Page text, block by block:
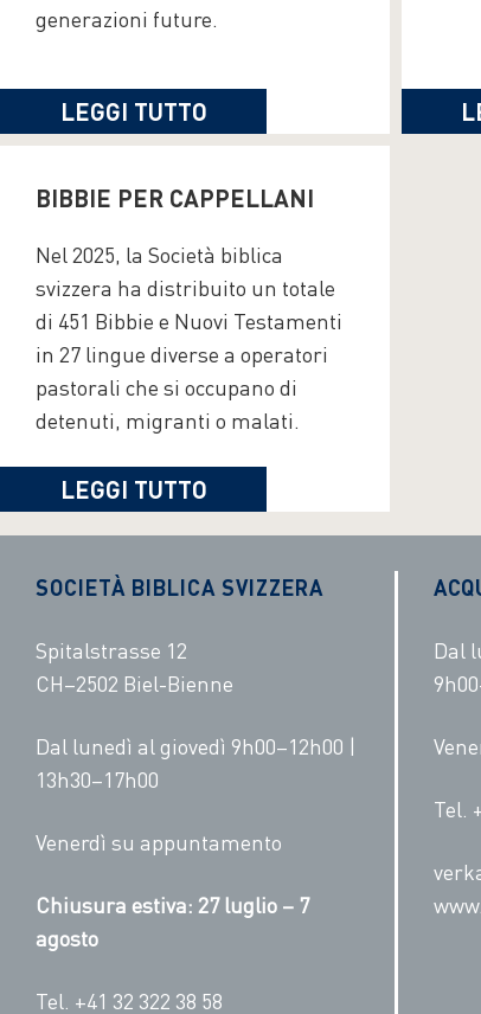
generazioni future.
LEGGI TUTTO
BIBBIE PER CAPPELLANI
Nel 2025, la Società biblica
svizzera ha distribuito un totale
di 451 Bibbie e Nuovi Testamenti
in 27 lingue diverse a operatori
pastorali che si occupano di
detenuti, migranti o malati.
LEGGI TUTTO
SOCIETÀ BIBLICA SVIZZERA
Spitalstrasse 12
CH–2502 Biel-Bienne
Dal lunedì al giovedì 9h00–12h00 |
13h30–17h00
Venerdì su appuntamento
Chiusura estiva: 27 luglio – 7
agosto
Tel. +41 32 322 38 58
Dal
Tel.